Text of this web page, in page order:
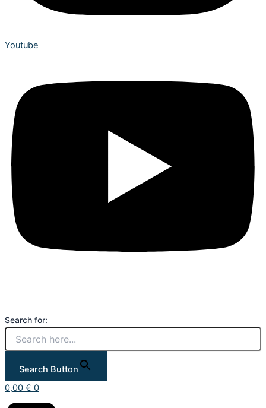
Youtube
Search for:
Search Button
0,00 € 0